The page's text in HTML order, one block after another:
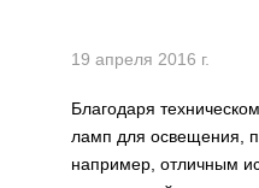
19 апреля 2016 г.
Благодаря
ламп для освещения,
например, отличным